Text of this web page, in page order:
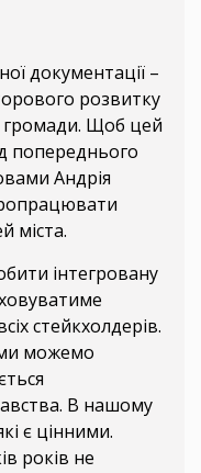
документації –
розвитку
громади. Щоб цей
попереднього
Андрія
міста.
інтегровану
стейкхолдерів.
ми можемо
В нашому
є цінними.
років не